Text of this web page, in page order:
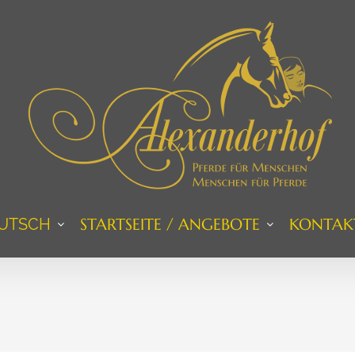
STARTSEITE / ANGEBOTE